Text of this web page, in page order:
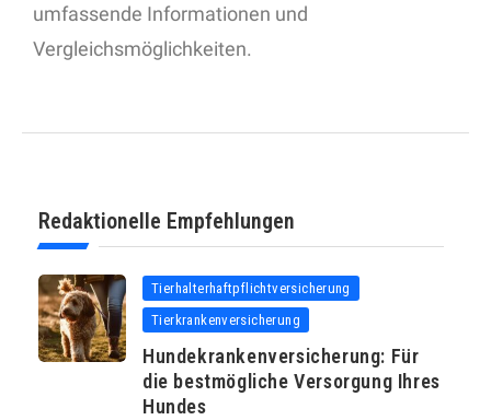
umfassende Informationen und
Vergleichsmöglichkeiten.
Redaktionelle Empfehlungen
Tierhalterhaftpflichtversicherung
Tierkrankenversicherung
Hundekrankenversicherung: Für
die bestmögliche Versorgung Ihres
Hundes